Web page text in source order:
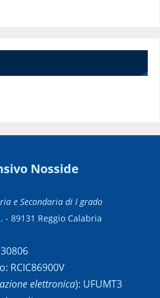
Nosside
e Secondaria di I grado
- 89131 Reggio Calabria
RCIC86900V
elettronica): UFUMT3